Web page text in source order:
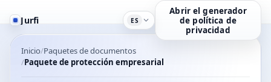
Jurfi ES
Abrir el generador
de política de
privacidad
Inicio Paquetes de documentos
Paquete de protección empresarial